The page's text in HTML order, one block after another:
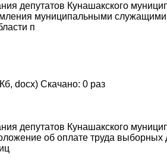
депутатов Кунашакского
муниципальными служащими
п
docx) Скачано: 0 раз
депутатов Кунашакского
об оплате труда